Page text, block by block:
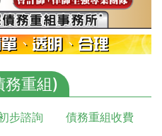
務重組)
步諮詢
債務重組收費